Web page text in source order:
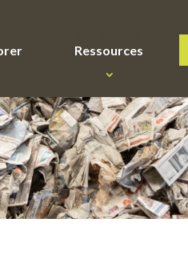
Ressources